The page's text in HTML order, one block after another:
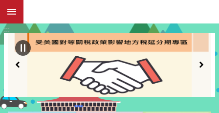
跳到主要內容區塊
:::